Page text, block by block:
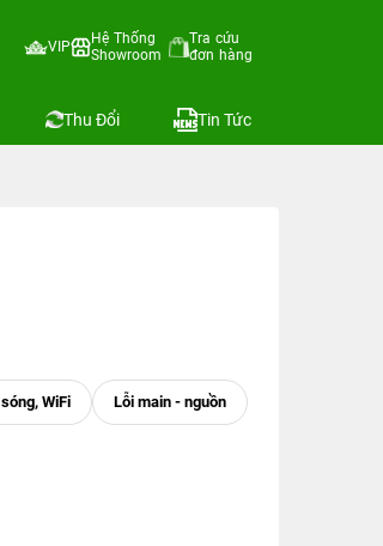
VIP
Hệ Thống
Showroom
Tra cứu
đơn hàng
Thu Đổi Tin Tức